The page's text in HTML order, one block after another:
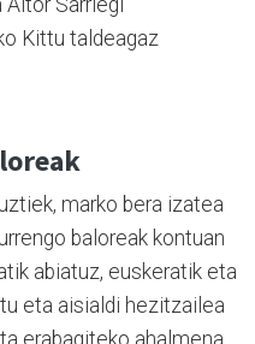
Sarriegi
Kittu taldeagaz
marko bera izatea
baloreak kontuan
abiatuz, euskeratik eta
eta aisialdi hezitzailea
erabagiteko ahalmena